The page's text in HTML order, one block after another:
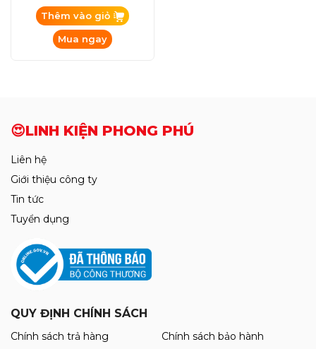
Thêm vào giỏ
Mua ngay
😍LINH KIỆN PHONG PHÚ
Liên hệ
Giới thiệu công ty
Tin tức
Tuyển dụng
QUY ĐỊNH CHÍNH SÁCH
Chính sách trả hàng
Chính sách bảo hành